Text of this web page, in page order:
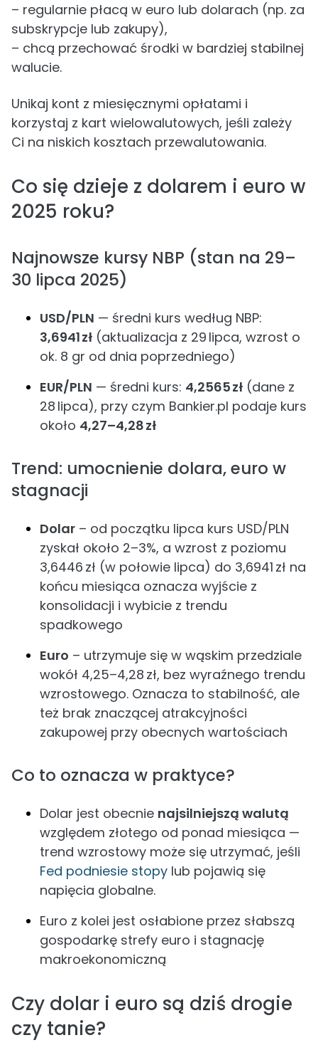
– regularnie płacą w euro lub dolarach (np. za
subskrypcje lub zakupy),
– chcą przechować środki w bardziej stabilnej
walucie.
Unikaj kont z miesięcznymi opłatami i
korzystaj z kart wielowalutowych, jeśli zależy
Ci na niskich kosztach przewalutowania.
Co się dzieje z dolarem i euro w
2025 roku?
Najnowsze kursy NBP (stan na 29–
30 lipca 2025)
USD/PLN — średni kurs według NBP:
3,6941 zł (aktualizacja z 29 lipca, wzrost o
ok. 8 gr od dnia poprzedniego)
EUR/PLN — średni kurs: 4,2565 zł (dane z
28 lipca), przy czym Bankier.pl podaje kurs
około 4,27–4,28 zł
Trend: umocnienie dolara, euro w
stagnacji
Dolar – od początku lipca kurs USD/PLN
zyskał około 2–3%, a wzrost z poziomu
3,6446 zł (w połowie lipca) do 3,6941 zł na
końcu miesiąca oznacza wyjście z
konsolidacji i wybicie z trendu
spadkowego
Euro – utrzymuje się w wąskim przedziale
wokół 4,25–4,28 zł, bez wyraźnego trendu
wzrostowego. Oznacza to stabilność, ale
też brak znaczącej atrakcyjności
zakupowej przy obecnych wartościach
Co to oznacza w praktyce?
Dolar jest obecnie najsilniejszą walutą
względem złotego od ponad miesiąca —
trend wzrostowy może się utrzymać, jeśli
Fed podniesie stopy lub pojawią się
napięcia globalne.
Euro z kolei jest osłabione przez słabszą
gospodarkę strefy euro i stagnację
makroekonomiczną
Czy dolar i euro są dziś drogie
czy tanie?